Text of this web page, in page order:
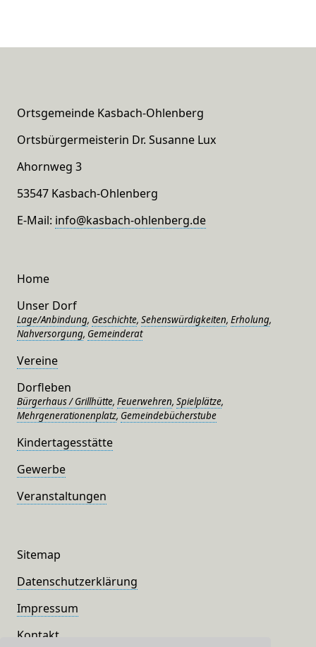
Ortsgemeinde Kasbach-Ohlenberg
Ortsbürgermeisterin Dr. Susanne Lux
Ahornweg 3
53547 Kasbach-Ohlenberg
E-Mail: info@kasbach-ohlenberg.de
Home
Unser Dorf
Lage/Anbindung, Geschichte, Sehenswürdigkeiten, Erholung,
Nahversorgung, Gemeinderat
Vereine
Dorfleben
Bürgerhaus / Grillhütte, Feuerwehren, Spielplätze,
Mehrgenerationenplatz, Gemeindebücherstube
Kindertagesstätte
Gewerbe
Veranstaltungen
Sitemap
Datenschutzerklärung
Impressum
Kontakt